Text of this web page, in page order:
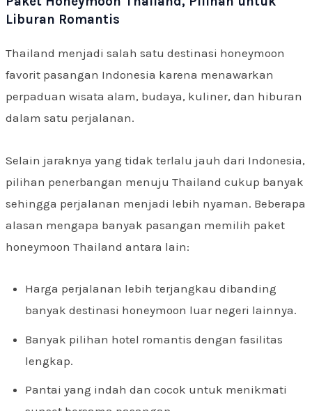
Liburan Romantis
Thailand menjadi salah satu destinasi honeymoon
favorit pasangan Indonesia karena menawarkan
perpaduan wisata alam, budaya, kuliner, dan hiburan
dalam satu perjalanan.
Selain jaraknya yang tidak terlalu jauh dari Indonesia,
pilihan penerbangan menuju Thailand cukup banyak
sehingga perjalanan menjadi lebih nyaman. Beberapa
alasan mengapa banyak pasangan memilih paket
honeymoon Thailand antara lain:
Harga perjalanan lebih terjangkau dibanding
banyak destinasi honeymoon luar negeri lainnya.
Banyak pilihan hotel romantis dengan fasilitas
lengkap.
Pantai yang indah dan cocok untuk menikmati